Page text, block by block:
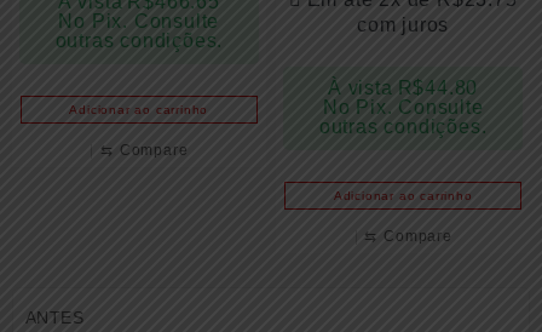
No Pix. Consulte
outras condições.
Adicionar ao carrinho
⇆ Compare
com juros
À vista R$44.80
No Pix. Consulte
outras condições.
Adicionar ao carrinho
⇆ Compare
ANTES